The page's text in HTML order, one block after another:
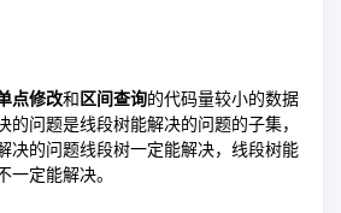
点修改和区间查询的代码量较小的数据
的问题是线段树能解决的问题的子集，
决的问题线段树一定能解决，线段树能
一定能解决。